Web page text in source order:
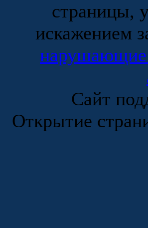
страницы,
искажением
нарушающие
Сайт
Открытие